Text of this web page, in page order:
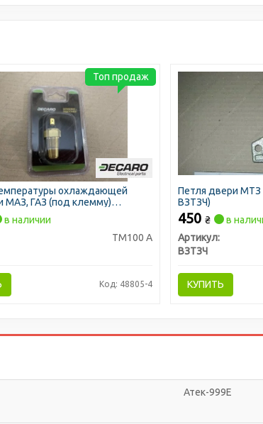
охлаждающей
МАЗ, ГАЗ (под клемму)
в наличии
ТМ100 А
Код: 48805-4
Топ продаж
Петля двери МТЗ
ВЗТЗЧ)
450 ₴
в
Артикул:
ВЗТЗЧ
КУПИТЬ
Атек-999Е